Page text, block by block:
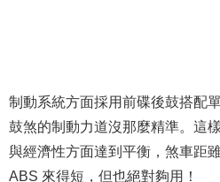
制動系統方面採用前碟後鼓搭配
鼓煞的制動力道沒那麼精準。這
與經濟性方面達到平衡，煞車距
ABS 來得短，但也絕對夠用！